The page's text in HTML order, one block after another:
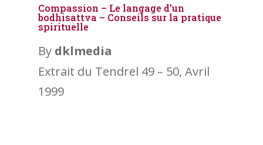
Compassion – Le langage d’un
bodhisattva – Conseils sur la pratique
spirituelle
By dklmedia
Extrait du Tendrel 49 – 50, Avril
1999